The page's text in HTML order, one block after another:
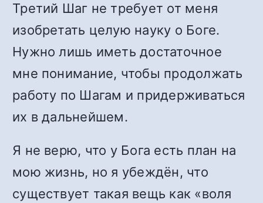
Третий Шаг не требует от меня
изобретать целую науку о Боге.
Нужно лишь иметь достаточное
мне понимание, чтобы продолжать
работу по Шагам и придерживаться
их в дальнейшем.
Я не верю, что у Бога есть план на
мою жизнь, но я убеждён, что
существует такая вещь как «воля